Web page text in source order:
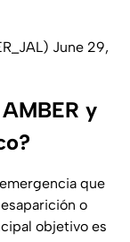
June 29,
y
que
o
objetivo es